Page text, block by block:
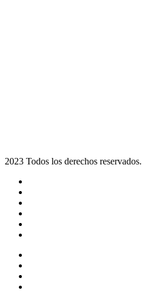
2023 Todos los derechos reservados.